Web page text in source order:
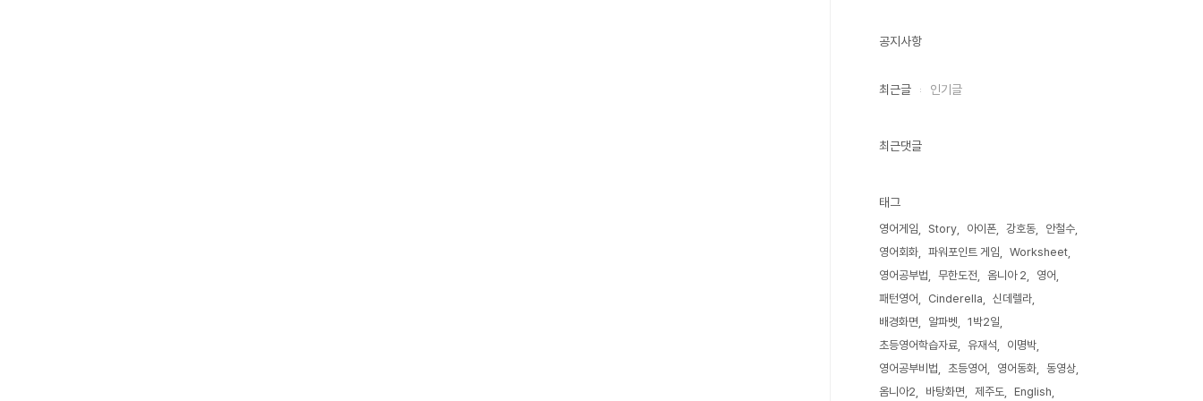
공지사항
최근글 인기글
최근댓글
태그
영어게임 Story 아이폰 강호동
안철수
영어회화
파워포인트 게임
Worksheet
영어공부법
무한도전 옴니아 2
영어
패턴영어
Cinderella
신데렐라
배경화면
알파벳
1박2일
초등영어학습자료
유재석
이명박
영어공부비법
초등영어 영어동화
동영상
옴니아2
바탕화면 제주도 English